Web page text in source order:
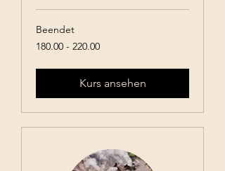
Beendet
180.00
180.00 - 220.00
Kurs ansehen